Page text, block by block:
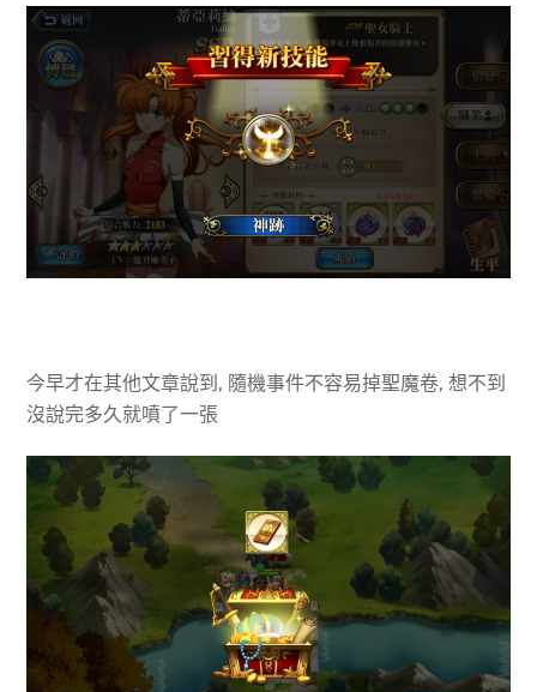
今早才在其他文章說到, 隨機事件不容易掉聖魔卷, 想不到
沒說完多久就噴了一張